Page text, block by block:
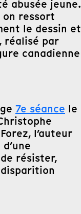
abusée jeune.
ressort
le dessin et
réalisé par
canadienne
7e séance le
l’auteur
résister,